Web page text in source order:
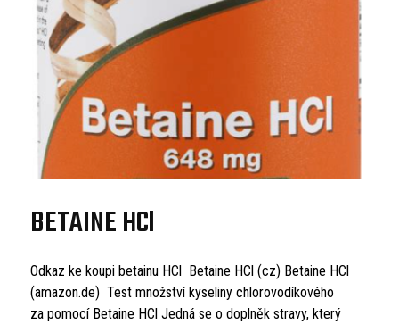
BETAINE HCl
Odkaz ke koupi betainu HCl Betaine HCl (cz) Betaine HCl
(amazon.de) Test množství kyseliny chlorovodíkového
za pomocí Betaine HCl Jedná se o doplněk stravy, který